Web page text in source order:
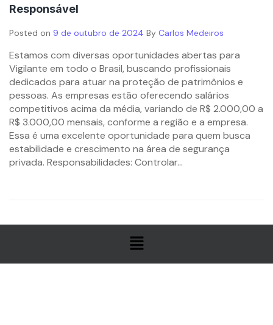
Responsável
Posted on 9 de outubro de 2024 By Carlos Medeiros
Estamos com diversas oportunidades abertas para
Vigilante em todo o Brasil, buscando profissionais
dedicados para atuar na proteção de patrimônios e
pessoas. As empresas estão oferecendo salários
competitivos acima da média, variando de R$ 2.000,00 a
R$ 3.000,00 mensais, conforme a região e a empresa.
Essa é uma excelente oportunidade para quem busca
estabilidade e crescimento na área de segurança
privada. Responsabilidades: Controlar...